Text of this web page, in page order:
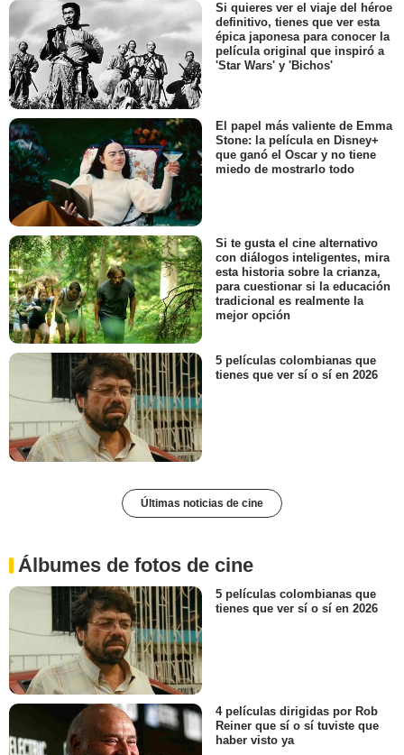
Si quieres ver el viaje del héroe
definitivo, tienes que ver esta
épica japonesa para conocer la
película original que inspiró a
'Star Wars' y 'Bichos'
El papel más valiente de Emma
Stone: la película en Disney+
que ganó el Oscar y no tiene
miedo de mostrarlo todo
Si te gusta el cine alternativo
con diálogos inteligentes, mira
esta historia sobre la crianza,
para cuestionar si la educación
tradicional es realmente la
mejor opción
5 películas colombianas que
tienes que ver sí o sí en 2026
Últimas noticias de cine
Álbumes de fotos de cine
5 películas colombianas que
tienes que ver sí o sí en 2026
4 películas dirigidas por Rob
Reiner que sí o sí tuviste que
haber visto ya